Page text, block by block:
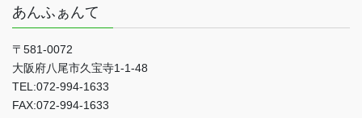
あんふぁんて
〒581-0072
大阪府八尾市久宝寺1-1-48
TEL:072-994-1633
FAX:072-994-1633